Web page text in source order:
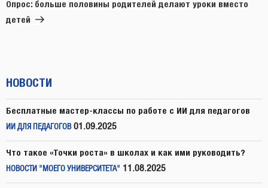
Опрос: больше половины родителей делают уроки вместо
детей
НОВОСТИ
Бесплатные мастер-классы по работе с ИИ для педагогов
ИИ ДЛЯ ПЕДАГОГОВ 01.09.2025
Что такое «Точки роста» в школах и как ими руководить?
НОВОСТИ "МОЕГО УНИВЕРСИТЕТА" 11.08.2025